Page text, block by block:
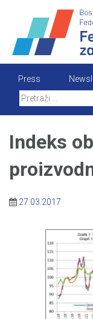
content
Press
Indeks
27.03.2017